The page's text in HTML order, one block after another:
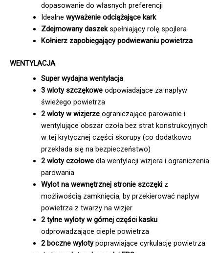
dopasowanie do własnych preferencji
Idealne wyważenie odciążające kark
Zdejmowany daszekspełniający rolę spojlera
Kołnierz zapobiegający podwiewaniu powietrza
WENTYLACJA
Super wydajna wentylacja
3 wloty szczękoweodpowiadające za napływ
świeżego powietrza
2 wloty w wizjerzeograniczające parowanie i
wentylujące obszar czoła bez strat konstrukcyjnych
w tej krytycznej części skorupy (co dodatkowo
przekłada się na bezpieczeństwo)
2 wloty czołowedla wentylacji wizjera i ograniczenia
parowania
Wylot na wewnętrznej stronie szczękiz
możliwością zamknięcia, by przekierować napływ
powietrza z twarzy na wizjer
2 tylne wyloty w górnej części kasku
odprowadzające ciepłe powietrza
2 boczne wylotypoprawiające cyrkulację powietrza